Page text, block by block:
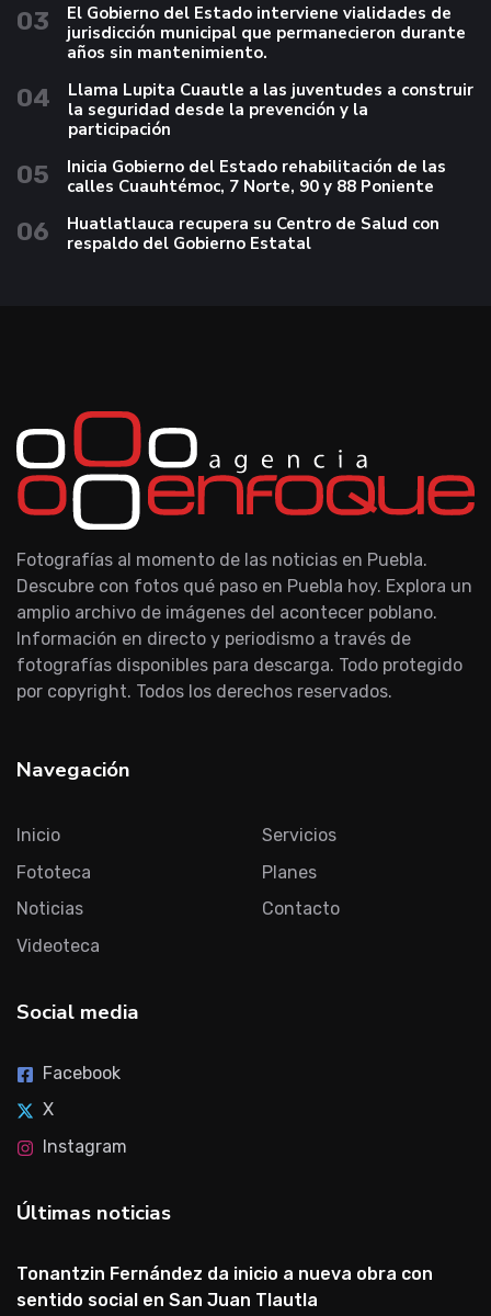
03
El Gobierno del Estado interviene vialidades de
jurisdicción municipal que permanecieron durante
años sin mantenimiento.
04
Llama Lupita Cuautle a las juventudes a construir
la seguridad desde la prevención y la
participación
05
Inicia Gobierno del Estado rehabilitación de las
calles Cuauhtémoc, 7 Norte, 90 y 88 Poniente
06
Huatlatlauca recupera su Centro de Salud con
respaldo del Gobierno Estatal
Fotografías al momento de las noticias en Puebla.
Descubre con fotos qué paso en Puebla hoy. Explora un
amplio archivo de imágenes del acontecer poblano.
Información en directo y periodismo a través de
fotografías disponibles para descarga. Todo protegido
por copyright. Todos los derechos reservados.
Navegación
Inicio
Fototeca
Noticias
Videoteca
Servicios
Planes
Contacto
Social media
Facebook
X
Instagram
Últimas noticias
Tonantzin Fernández da inicio a nueva obra con
sentido social en San Juan Tlautla